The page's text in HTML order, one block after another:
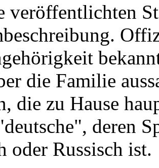
veröffentlichten
die Familie
die zu Hause
deren
oder Russisch ist.